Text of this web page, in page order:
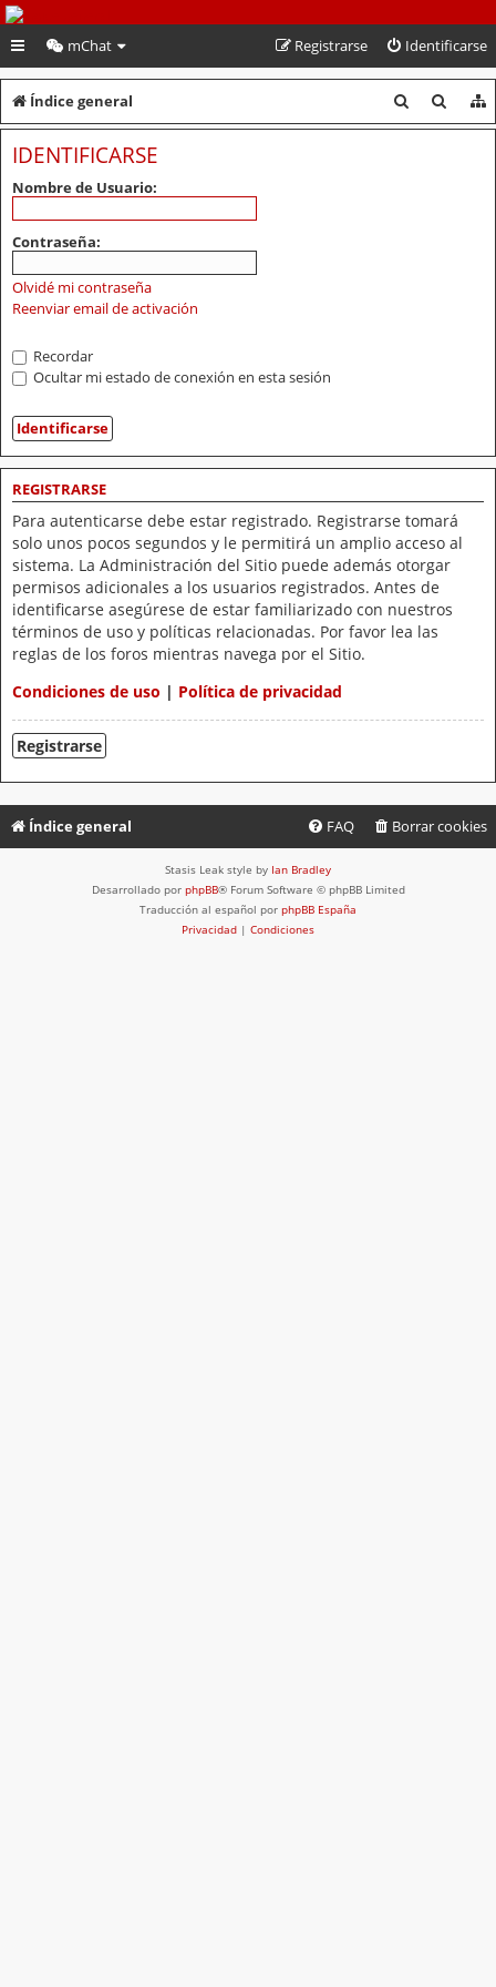
PeruVoley.com
mChat Identificarse
Registrarse
Índice general
u
u
IDENTIFICARSE
Nombre de Usuario:
Contraseña:
Olvidé mi contraseña
Reenviar email de activación
Recordar
Ocultar mi estado de conexión en esta sesión
REGISTRARSE
Para autenticarse debe estar registrado. Registrarse tomará
solo unos pocos segundos y le permitirá un amplio acceso al
sistema. La Administración del Sitio puede además otorgar
permisos adicionales a los usuarios registrados. Antes de
identificarse asegúrese de estar familiarizado con nuestros
términos de uso y políticas relacionadas. Por favor lea las
reglas de los foros mientras navega por el Sitio.
Condiciones de uso | Política de privacidad
Registrarse
Índice general Borrar cookies
FAQ
Stasis Leak style by Ian Bradley
Desarrollado por phpBB® Forum Software © phpBB Limited
Traducción al español por phpBB España
Privacidad | Condiciones